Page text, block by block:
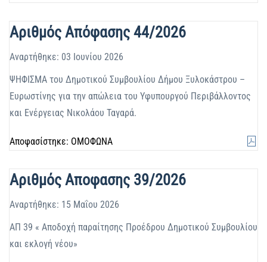
Αριθμός Απόφασης 44/2026
Αναρτήθηκε: 03 Ιουνίου 2026
ΨΗΦΙΣΜΑ του Δημοτικού Συμβουλίου Δήμου Ξυλοκάστρου –
Ευρωστίνης για την απώλεια του Υφυπουργού Περιβάλλοντος
και Ενέργειας Νικολάου Ταγαρά.
Αποφασίστηκε: ΟΜΟΦΩΝΑ
Αριθμός Αποφασης 39/2026
Αναρτήθηκε: 15 Μαΐου 2026
ΑΠ 39 « Αποδοχή παραίτησης Προέδρου Δημοτικού Συμβουλίου
και εκλογή νέου»